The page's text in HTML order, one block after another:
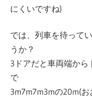
にくいですね)
では、列車を待って
うか？
3ドアだと車両端か
で
3m7m7m3mの20m(